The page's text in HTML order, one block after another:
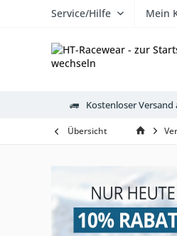
Service/Hilfe Mein
Kostenloser Versand
Übersicht